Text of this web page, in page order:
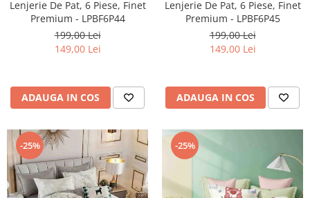
Lenjerie De Pat, 6 Piese, Finet
Premium - LPBF6P44
199,00 Lei
149,00 Lei
ADAUGA IN COS
Lenjerie De Pat, 6 Piese, Finet
Premium - LPBF6P45
199,00 Lei
149,00 Lei
ADAUGA IN COS
-25% -25%